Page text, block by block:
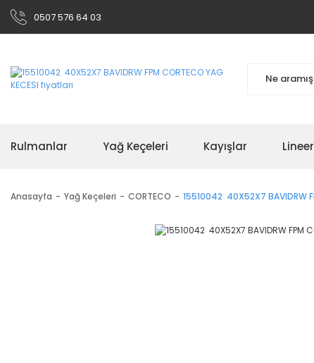
0507 576 64 03
Rulmanlar Yağ Keçeleri Kayışlar
Anasayfa Yağ Keçeleri CORTECO 15510042 40X52X7 BAVIDRW